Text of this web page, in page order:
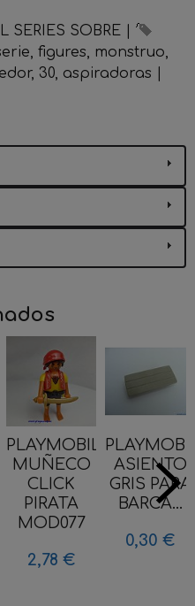
SERIES SOBRE
figures
monstruo
30 aspiradoras
PLAYMOBIL
MUÑECO
CLICK
PIRATA
MOD077
2,78 €
ASIENTO
GRIS PARA
BARCA...
0,30 €